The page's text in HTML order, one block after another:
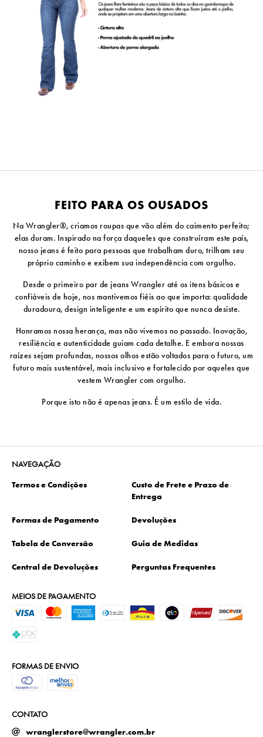
FEITO PARA OS OUSADOS
Na Wrangler®, criamos roupas que vão além do caimento perfeito;
elas duram. Inspirado na força daqueles que construíram este país,
nosso jeans é feito para pessoas que trabalham duro, trilham seu
próprio caminho e exibem sua independência com orgulho.
Desde o primeiro par de jeans Wrangler até os itens básicos e
confiáveis ​​de hoje, nos mantivemos fiéis ao que importa: qualidade
duradoura, design inteligente e um espírito que nunca desiste.
Honramos nossa herança, mas não vivemos no passado. Inovação,
resiliência e autenticidade guiam cada detalhe. E embora nossas
raízes sejam profundas, nossos olhos estão voltados para o futuro, um
futuro mais sustentável, mais inclusivo e fortalecido por aqueles que
vestem Wrangler com orgulho.
Porque isto não é apenas jeans. É um estilo de vida.
NAVEGAÇÃO
Termos e Condições
Custo de Frete e Prazo de
Entrega
Formas de Pagamento Devoluções
Tabela de Conversão Guia de Medidas
Central de Devoluções Perguntas Frequentes
MEIOS DE PAGAMENTO
FORMAS DE ENVIO
CONTATO
wranglerstore@wrangler.com.br